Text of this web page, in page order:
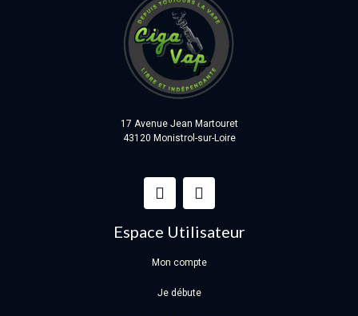
17 Avenue Jean Martouret
43120 Monistrol-sur-Loire
Espace Utilisateur
Mon compte
Je débute